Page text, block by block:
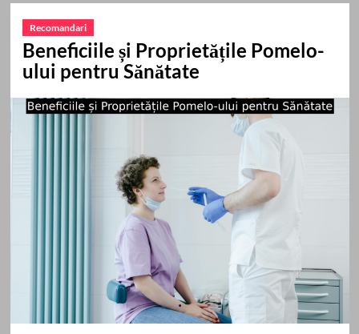
Recomandari
Beneficiile și Proprietățile Pomelo-
ului pentru Sănătate